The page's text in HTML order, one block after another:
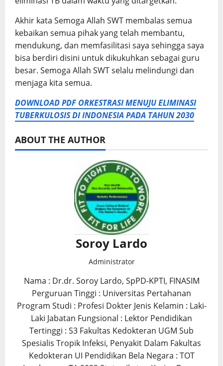
Akhir kata Semoga Allah SWT membalas semua
kebaikan semua pihak yang telah membantu,
mendukung, dan memfasilitasi saya sehingga saya
bisa berdiri disini untuk dikukuhkan sebagai guru
besar. Semoga Allah SWT selalu melindungi dan
menjaga kita semua.
DOWNLOAD PDF ORKESTRASI MENUJU ELIMINASI
TUBERKULOSISDI INDONESIA PADA TAHUN 2030
ABOUT THE AUTHOR
Soroy Lardo
Administrator
Nama : Dr.dr. Soroy Lardo, SpPD-KPTI, FINASIM
Perguruan Tinggi : Universitas Pertahanan
Program Studi : Profesi Dokter Jenis Kelamin : Laki-
Laki Jabatan Fungsional : Lektor Pendidikan
Tertinggi : S3 Fakultas Kedokteran UGM Sub
Spesialis Tropik Infeksi, Penyakit Dalam Fakultas
Kedokteran UI Pendidikan Bela Negara : TOT